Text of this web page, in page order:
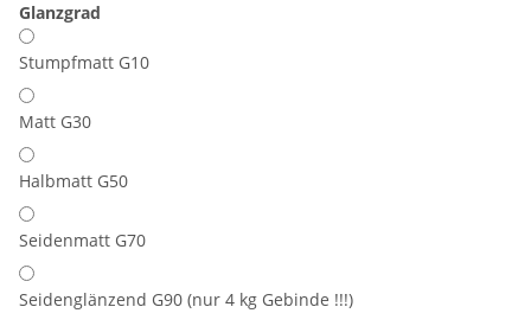
Glanzgrad
Stumpfmatt G10
Matt G30
Halbmatt G50
Seidenmatt G70
Seidenglänzend G90 (nur 4 kg Gebinde !!!)